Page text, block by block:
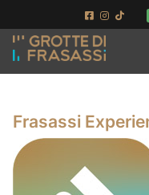
Vai ai contenuti della
Vai al pié di pagina
Frasassi